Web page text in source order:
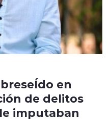
en
de delitos
imputaban